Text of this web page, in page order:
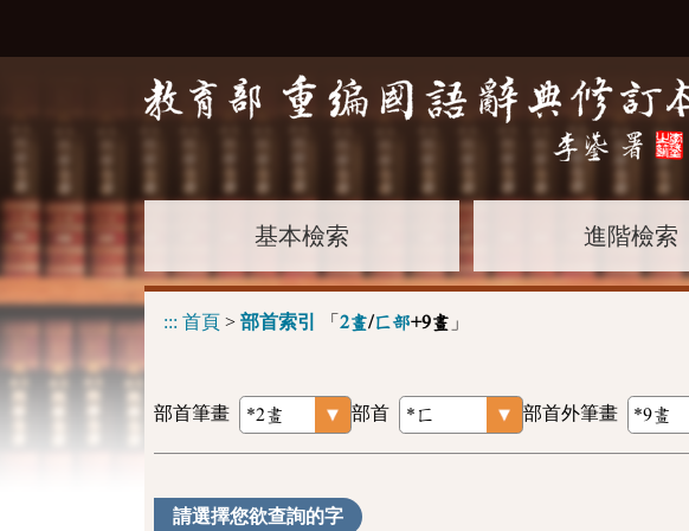
基本檢索 進階檢索
::: 首頁 > 部首索引 「 2畫/匚部+9畫 」
部首筆畫 部首 部首外筆畫
請選擇您欲查詢的字